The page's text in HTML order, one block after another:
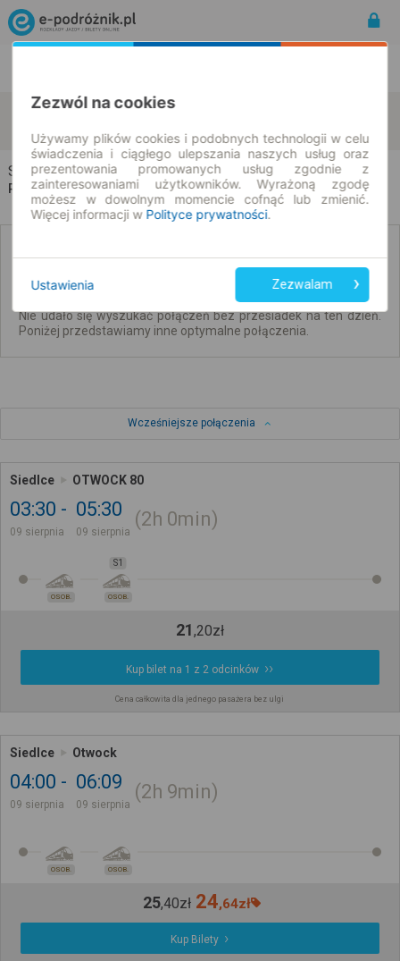
Siedlce
Otwock
09.08.2026 | -- : --
Siedlce → Otwock
Rozkład jazdy i bilety
połączenia z przesiadkami.
Nie udało się wyszukać połączeń bez przesiadek na ten dzień.
Poniżej przedstawiamy inne optymalne połączenia.
Wcześniejsze połączenia
Siedlce OTWOCK 80
03:30
09 sierpnia
05:30
09 sierpnia
2h 0min
OSOB.
S1
OSOB.
21,20zł
Kup bilet na 1 z 2 odcinków
Cena całkowita dla jednego pasażera bez ulgi
Siedlce Otwock
04:00
09 sierpnia
06:09
09 sierpnia
2h 9min
OSOB. OSOB.
25,40zł 24,64zł
Kup Bilety
Zezwól na cookies
Używamy plików cookies i podobnych technologii w celu
świadczenia i ciągłego ulepszania naszych usług oraz
prezentowania promowanych usług zgodnie z
zainteresowaniami użytkowników. Wyrażoną zgodę
możesz w dowolnym momencie cofnąć lub zmienić.
Więcej informacji w Polityce prywatności.
Ustawienia Zezwalam